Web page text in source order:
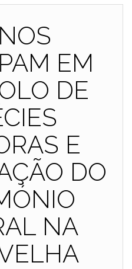
EM
DE
E
DO
NA